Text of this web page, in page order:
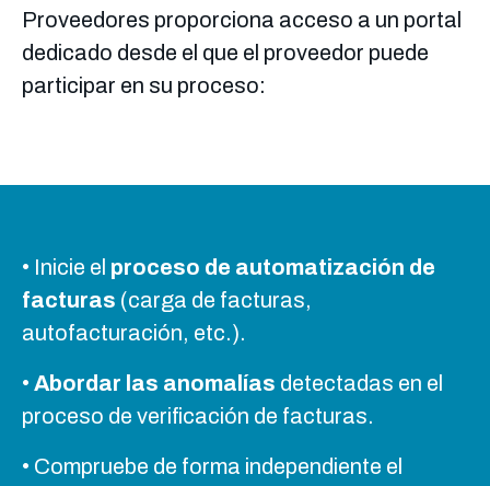
Proveedores proporciona acceso a un portal
dedicado desde el que el proveedor puede
participar en su proceso:
• Inicie el proceso de automatización de
facturas (carga de facturas,
autofacturación, etc.).
• Abordar las anomalías detectadas en el
proceso de verificación de facturas.
• Compruebe de forma independiente el